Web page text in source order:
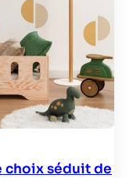
choix séduit de